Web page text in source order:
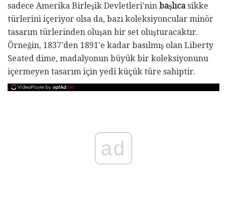
sadece Amerika Birleşik Devletleri'nin başlıcasikke
türlerini içeriyor olsa da, bazı koleksiyoncular minör
tasarım türlerinden oluşan bir set oluşturacaktır.
Örneğin, 1837'den 1891'e kadar basılmış olan Liberty
Seated dime, madalyonun büyük bir koleksiyonunu
içermeyen tasarım için yedi küçük türe sahiptir.
ad